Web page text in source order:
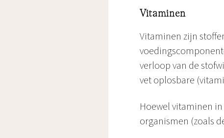
Vitaminen
Vitaminen zijn
verloop van de
vet oplosbare
Hoewel vitaminen
organismen (zoals